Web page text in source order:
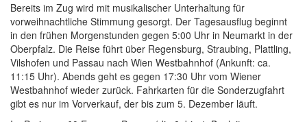
Bereits im Zug wird mit musikalischer Unterhaltung für
vorweihnachtliche Stimmung gesorgt. Der Tagesausflug beginnt
in den frühen Morgenstunden gegen 5:00 Uhr in Neumarkt in der
Oberpfalz. Die Reise führt über Regensburg, Straubing, Plattling,
Vilshofen und Passau nach Wien Westbahnhof (Ankunft: ca.
11:15 Uhr). Abends geht es gegen 17:30 Uhr vom Wiener
Westbahnhof wieder zurück. Fahrkarten für die Sonderzugfahrt
gibt es nur im Vorverkauf, der bis zum 5. Dezember läuft.